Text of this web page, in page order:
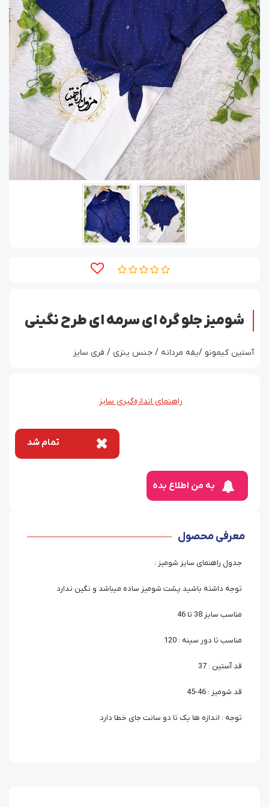
شومیز جلو گره ای سرمه ای طرح نگینی
آستین کیمونو /یقه مردانه / جنس ینزی / فری سایز
راهنمای اندازه‌گیری سایز
تمام شد
به من اطلاع بده
معرفی محصول
جدول راهنمای سایز شومیز :
توجه داشته باشید پشت شومیز ساده میباشد و نگین ندارد
مناسب سایز 38 تا 46
مناسب تا دور سینه : 120
قد آستین : 37
قد شومیز : 46-45
توجه : اندازه ها یک تا دو سانت جای خطا دارد